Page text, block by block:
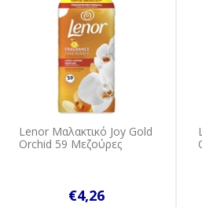
Lenor Mαλακτικό Joy Gold
Orchid 59 Mεζούρες
€4,26